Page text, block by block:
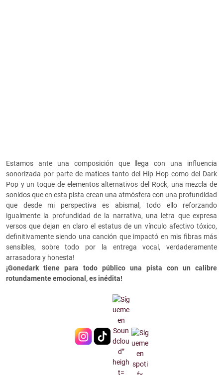
Estamos ante una composición que llega con una influencia
sonorizada por parte de matices tanto del Hip Hop como del Dark
Pop y un toque de elementos alternativos del Rock, una mezcla de
sonidos que en esta pista crean una atmósfera con una profundidad
que desde mi perspectiva es abismal, todo ello reforzando
igualmente la profundidad de la narrativa, una letra que expresa
versos que dejan en claro el estatus de un vínculo afectivo tóxico,
definitivamente siendo una canción que impactó en mis fibras más
sensibles, sobre todo por la entrega vocal, verdaderamente
arrasadora y honesta!
¡Gonedark tiene para todo público una pista con un calibre
rotundamente emocional, es inédita!